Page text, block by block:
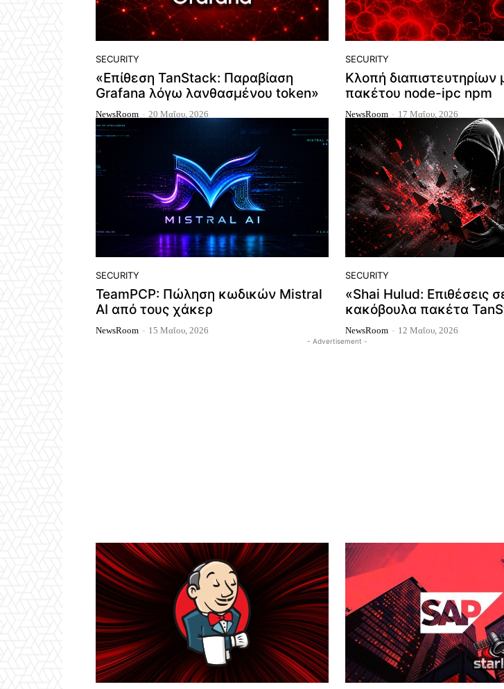
SECURITY
«Επίθεση TanStack: Παραβίαση
Grafana λόγω λανθασμένου token»
NewsRoom - 20 Μαΐου, 2026
SECURITY
Κλοπή
πακέτου node-ipc npm
NewsRoom - 17 Μαΐου, 2026
SECURITY
TeamPCP: Πώληση κωδικών Mistral
AI από τους χάκερ
NewsRoom - 15 Μαΐου, 2026
SECURITY
«Shai Hulud: Επιθέσεις
κακόβουλα πακέτα
NewsRoom - 12 Μαΐου, 2026
- Advertisement -